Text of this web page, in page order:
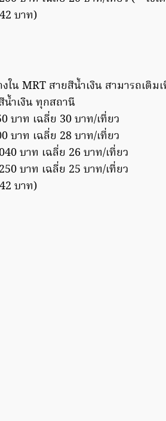
บาท)
ใน MRT สายสีน้ำเงิน สามารถเติม
น้ำเงิน ทุกสถานี
บาท เฉลี่ย 30 บาท/เที่ยว
บาท เฉลี่ย 28 บาท/เที่ยว
บาท เฉลี่ย 26 บาท/เที่ยว
บาท เฉลี่ย 25 บาท/เที่ยว
บาท)